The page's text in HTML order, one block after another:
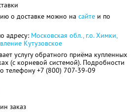
о доставке можно на сайте и по
адресу: Московская обл., г.о. Химки,
Кутузовское
услугу обратного приёма купленных
(с корневой системой). Подробности
телефону+7 (800) 707-39-09
заказ